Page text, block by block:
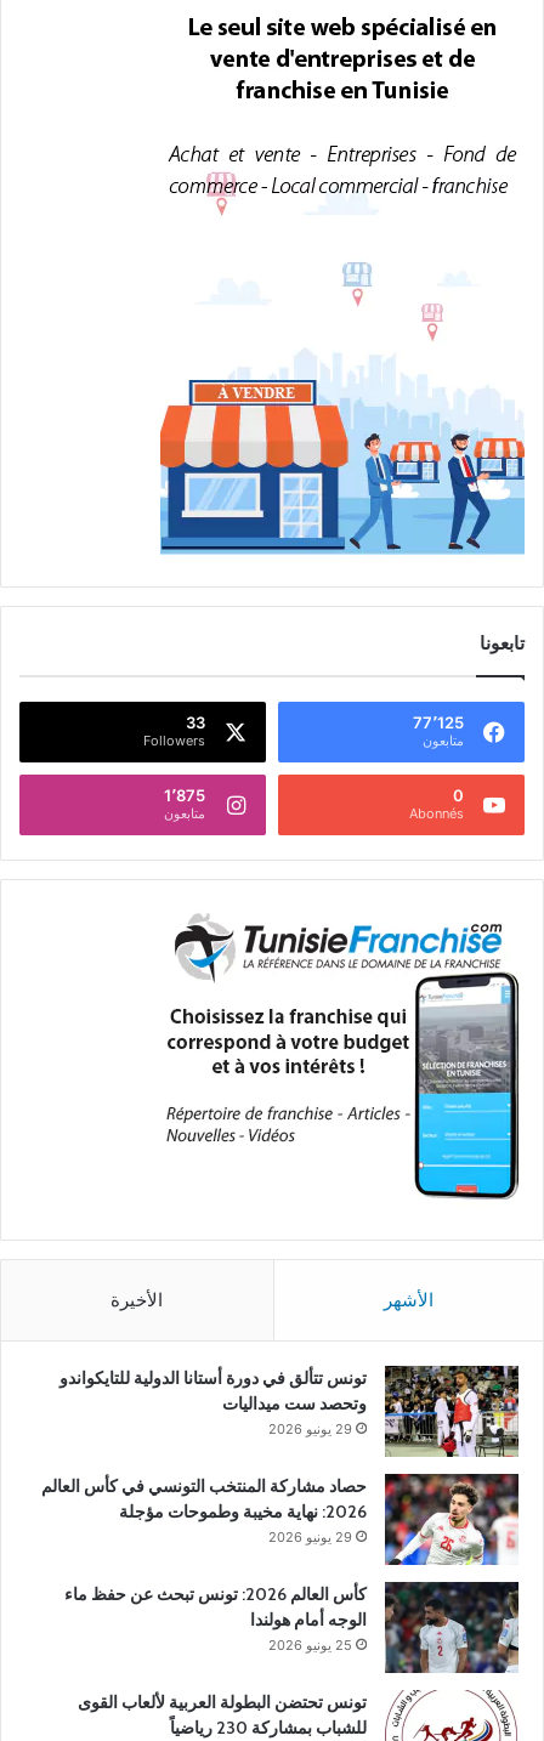
تابعونا
77٬125
متابعون
33
Followers
0
Abonnés
1٬875
متابعون
الأشهر الأخيرة
تونس تتألق في دورة أستانا الدولية للتايكواندو
وتحصد ست ميداليات
29 يونيو 2026
حصاد مشاركة المنتخب التونسي في كأس العالم
2026: نهاية مخيبة وطموحات مؤجلة
29 يونيو 2026
كأس العالم 2026: تونس تبحث عن حفظ ماء
الوجه أمام هولندا
25 يونيو 2026
تونس تحتضن البطولة العربية لألعاب القوى
للشباب بمشاركة 230 رياضياً